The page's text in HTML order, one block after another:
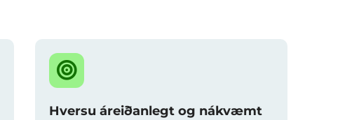
Hversu áreiðanlegt og nákvæmt